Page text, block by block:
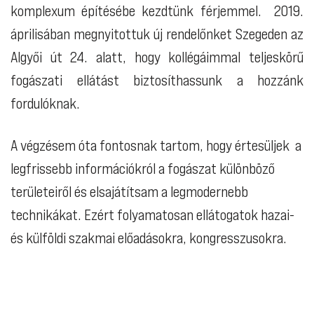
komplexum építésébe kezdtünk férjemmel. 2019.
áprilisában megnyitottuk új rendelőnket Szegeden az
Algyői út 24. alatt, hogy kollégáimmal teljeskörű
fogászati ellátást biztosíthassunk a hozzánk
fordulóknak.
A végzésem óta fontosnak tartom, hogy értesüljek a
legfrissebb információkról a fogászat különböző
területeiről és elsajátítsam a legmodernebb
technikákat. Ezért folyamatosan ellátogatok hazai-
és külföldi szakmai előadásokra, kongresszusokra.